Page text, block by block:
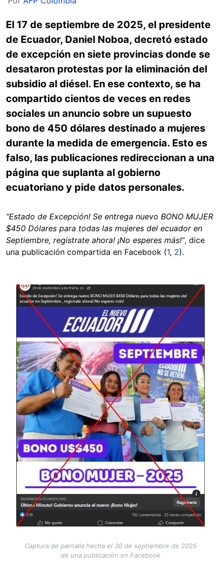
El 17 de septiembre de 2025, el presidente
de Ecuador, Daniel Noboa, decretó estado
de excepción en siete provincias donde se
desataron protestas por la eliminación del
subsidio al diésel. En ese contexto, se ha
compartido cientos de veces en redes
sociales un anuncio sobre un supuesto
bono de 450 dólares destinado a mujeres
durante la medida de emergencia. Esto es
falso, las publicaciones redireccionan a una
página que suplanta al gobierno
ecuatoriano y pide datos personales.
“Estado de Excepción! Se entrega nuevo BONO MUJER
$450 Dólares para todas las mujeres del ecuador en
Septiembre, registrate ahora! ¡No esperes más!”, dice
una publicación compartida en Facebook (1, 2).
Image
Captura de pantalla hecha el 30 de septiembre de 2025
de una publicación en Facebook